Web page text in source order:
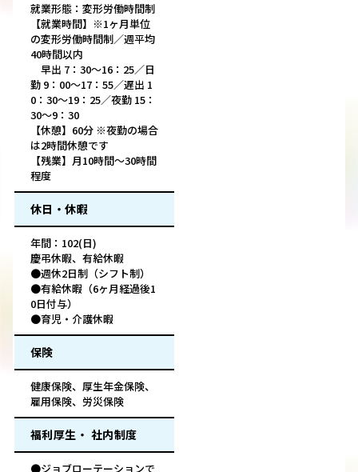
就業形態：変形労働時間制
【就業時間】※1ヶ月単位
の変形労働時間制／週平均
40時間以内
早出 7：30～16：25／日
勤 9：00～17：55／遅出 1
0：30～19：25／夜勤 15：
30～9：30
【休憩】60分 ※夜勤の場合
は2時間休憩です
【残業】月10時間～30時間
程度
休日・休暇
年間：102(日)
慶弔休暇、有給休暇
●週休2日制（シフト制）
●有給休暇（6ヶ月経過後1
0日付与）
●育児・介護休暇
保険
健康保険、厚生年金保険、
雇用保険、労災保険
福利厚生・ 社内制度
●ジョブローテーションで